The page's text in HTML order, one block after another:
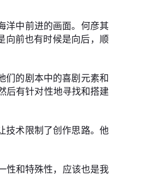
洋中前进的画面。何彦其
向前也有时候是向后，顺
们的剧本中的喜剧元素和
后有针对性地寻找和搭建
技术限制了创作思路。他
性和特殊性，应该也是我